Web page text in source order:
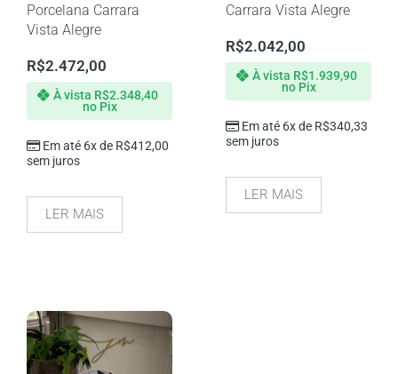
Porcelana Carrara
Vista Alegre
R$2.472,00
Em até 6x de R$412,00
sem juros
À vista R$2.348,40
no Pix
LER MAIS
Carrara Vista Alegre
R$2.042,00
Em até 6x de R$340,33
sem juros
À vista R$1.939,90
no Pix
LER MAIS